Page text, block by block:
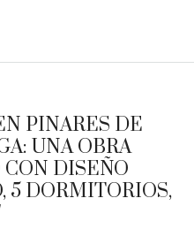
PINARES DE
UNA OBRA
DISEÑO
5 DORMITORIOS,